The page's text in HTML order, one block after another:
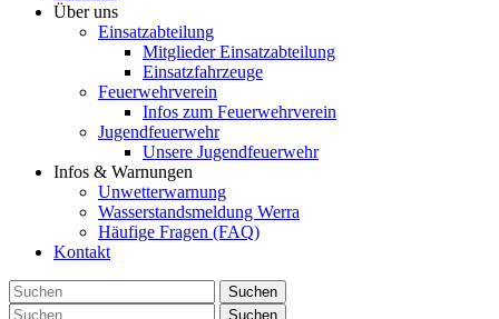
Über uns
Einsatzabteilung
Mitglieder Einsatzabteilung
Einsatzfahrzeuge
Feuerwehrverein
Infos zum Feuerwehrverein
Jugendfeuerwehr
Unsere Jugendfeuerwehr
Infos & Warnungen
Unwetterwarnung
Wasserstandsmeldung Werra
Häufige Fragen (FAQ)
Kontakt
Suchen
Suchen